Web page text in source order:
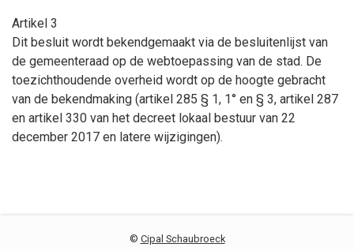
Artikel 3
Dit besluit wordt bekendgemaakt via de besluitenlijst van
de gemeenteraad op de webtoepassing van de stad. De
toezichthoudende overheid wordt op de hoogte gebracht
van de bekendmaking (artikel 285 § 1, 1° en § 3, artikel 287
en artikel 330 van het decreet lokaal bestuur van 22
december 2017 en latere wijzigingen).
© Cipal Schaubroeck